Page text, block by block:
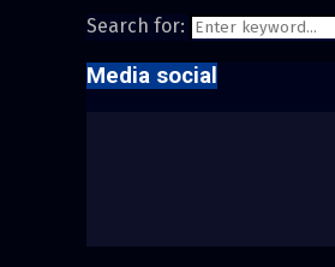
Search for:
Media social